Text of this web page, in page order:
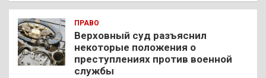
ПРАВО
Верховный суд разъяснил
некоторые положения о
преступлениях против военной
службы